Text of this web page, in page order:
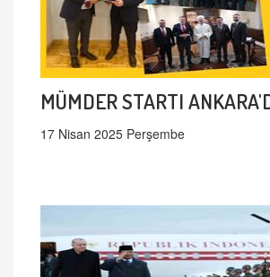
MÜMDER STARTI
17 Nisan 2025 Perşembe